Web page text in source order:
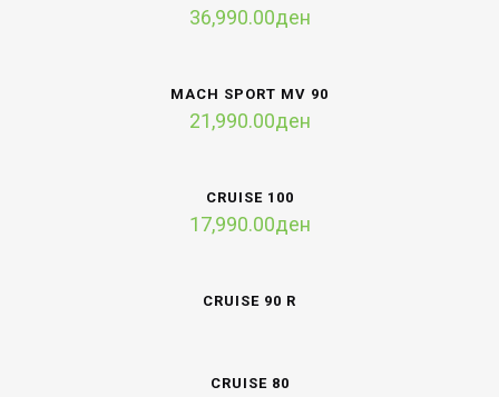
36,990.00ден
MACH SPORT MV 90
21,990.00ден
CRUISE 100
17,990.00ден
CRUISE 90 R
CRUISE 80